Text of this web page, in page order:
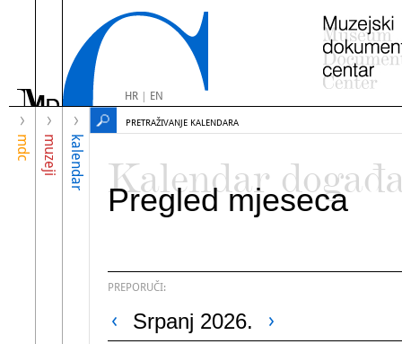
HR| EN
mdc muzeji kalendar
PRETRAŽIVANJE KALENDARA
Kalendar
Pregled mjeseca
PREPORUČI:
Srpanj 2026.